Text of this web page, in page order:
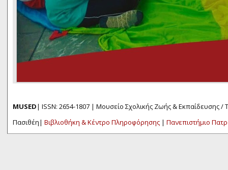
MUSED| ISSN: 2654-1807 | Μουσείο Σχολικής Ζωής & Εκπαίδευσης /
Πασιθέη| Βιβλιοθήκη & Κέντρο Πληροφόρησης | Πανεπιστήμιο